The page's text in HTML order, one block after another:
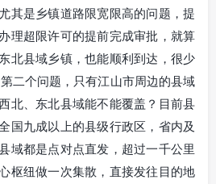
其是乡镇道路限宽限高的问题，提
理超限许可的提前完成审批，就算
北县域乡镇，也能顺利到达，很少
二个问题，只有江山市周边的县域
北、东北县域能不能覆盖？目前县
国九成以上的县级行政区，省内及
域都是点对点直发，超过一千公里
枢纽做一次集散，直接发往目的地